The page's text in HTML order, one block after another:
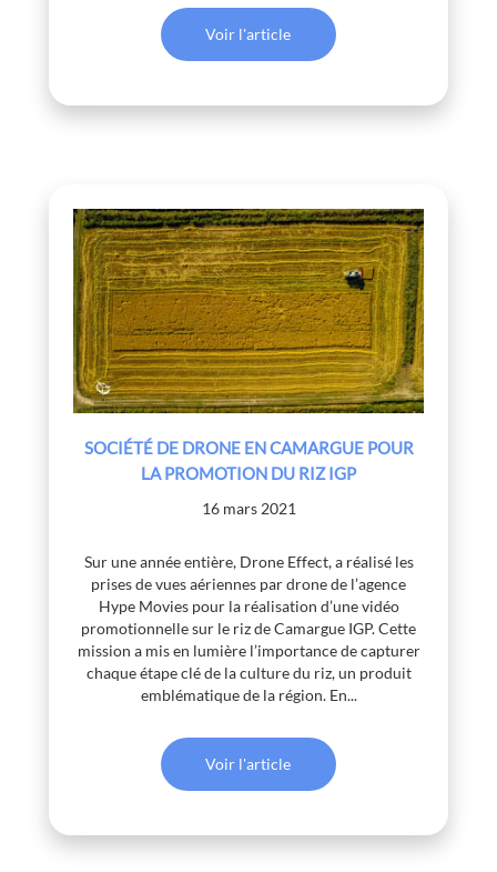
Voir l'article
SOCIÉTÉ DE DRONE EN CAMARGUE POUR
LA PROMOTION DU RIZ IGP
16 mars 2021
Sur une année entière, Drone Effect, a réalisé les
prises de vues aériennes par drone de l’agence
Hype Movies pour la réalisation d’une vidéo
promotionnelle sur le riz de Camargue IGP. Cette
mission a mis en lumière l’importance de capturer
chaque étape clé de la culture du riz, un produit
emblématique de la région. En...
Voir l'article